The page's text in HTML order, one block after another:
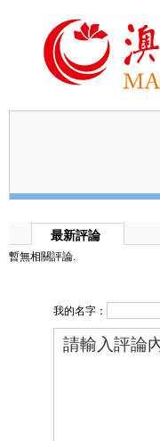
最新評論
暫無相關評論.
我的名字：